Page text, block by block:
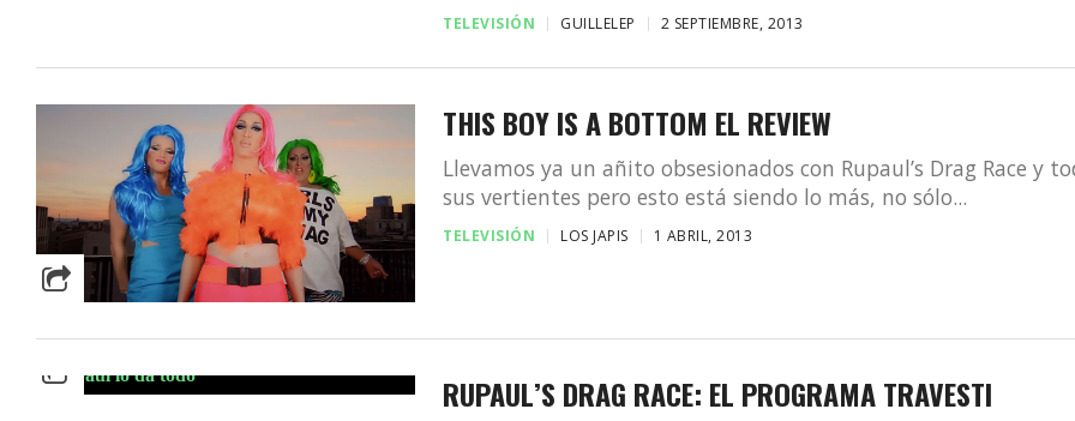
TELEVISIÓN GUILLELEP 2 SEPTIEMBRE, 2013
THIS BOY IS A BOTTOM EL REVIEW
Llevamos ya un añito obsesionados con Rupaul’s Drag Race y
sus vertientes pero esto está siendo lo más, no sólo...
TELEVISIÓN LOS JAPIS 1 ABRIL, 2013
RUPAUL’S DRAG RACE: EL PROGRAMA TRAVESTI